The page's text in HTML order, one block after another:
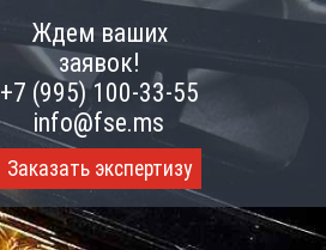
Ждем ваших
заявок!
+7 (995) 100-33-55
info@fse.ms
Заказать экспертизу